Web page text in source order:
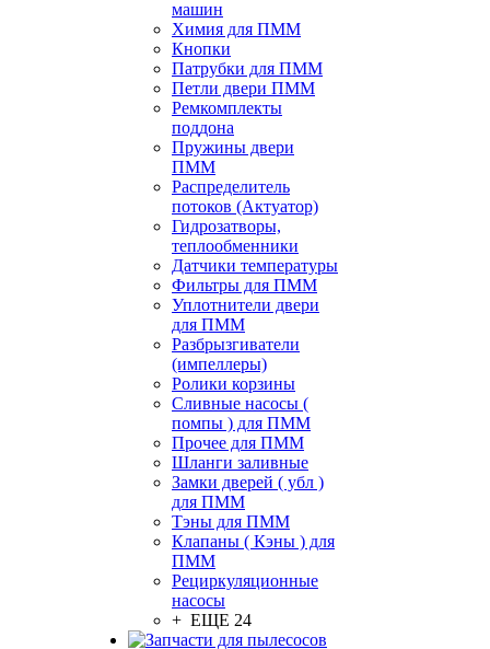
машин
Химия для ПММ
Кнопки
Патрубки для ПММ
Петли двери ПММ
Ремкомплекты
поддона
Пружины двери
ПММ
Распределитель
потоков (Актуатор)
Гидрозатворы,
теплообменники
Датчики температуры
Фильтры для ПММ
Уплотнители двери
для ПММ
Разбрызгиватели
(импеллеры)
Ролики корзины
Сливные насосы (
помпы ) для ПММ
Прочее для ПММ
Шланги заливные
Замки дверей ( убл )
для ПММ
Тэны для ПММ
Клапаны ( Кэны ) для
ПММ
Рециркуляционные
насосы
+ ЕЩЕ 24